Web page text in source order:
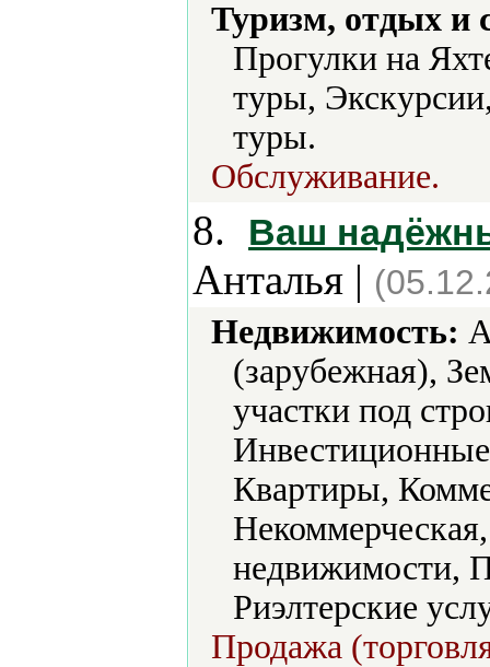
Туризм, отдых и
Прогулки на
туры,
туры.
Обслуживание.
8. Ваш
Анталья |
Недвижимость:
(зарубежная),
участки под
Квартиры,
недвижимости,
Риэлтерские
Продажа